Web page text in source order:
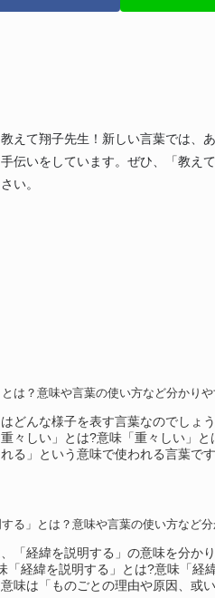
教えて翔子先生！新しい言葉では、
手伝いをしています。ぜひ、「教え
さい。
とは？意味や言葉の使い方など分かり
はどんな様子を表す言葉なのでし
々しい」とは?意味「重々しい」
る」という意味で使われる言葉で
する」とは？意味や言葉の使い方など
「経緯を説明する」の意味を分か
「経緯を説明する」とは?意味「経
味は「ものごとの理由や原因、或